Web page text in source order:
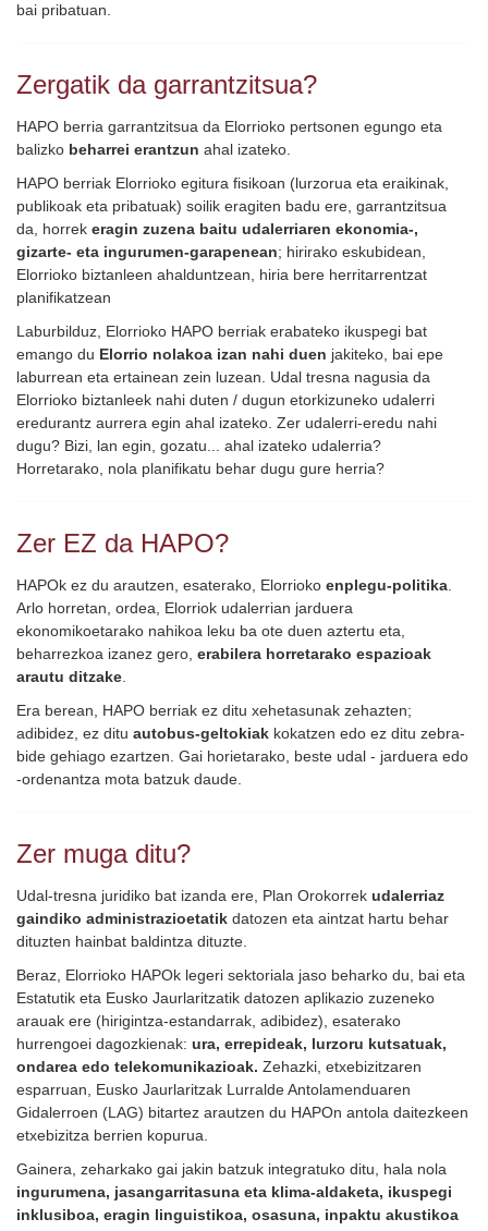
bai pribatuan.
Zergatik da garrantzitsua?
HAPO berria garrantzitsua da Elorrioko pertsonen egungo eta
balizko beharrei erantzun ahal izateko.
HAPO berriak Elorrioko egitura fisikoan (lurzorua eta eraikinak,
publikoak eta pribatuak) soilik eragiten badu ere, garrantzitsua
da, horrek eragin zuzena baitu udalerriaren ekonomia-,
gizarte- eta ingurumen-garapenean; hirirako eskubidean,
Elorrioko biztanleen ahalduntzean, hiria bere herritarrentzat
planifikatzean
Laburbilduz, Elorrioko HAPO berriak erabateko ikuspegi bat
emango du Elorrio nolakoa izan nahi duen jakiteko, bai epe
laburrean eta ertainean zein luzean. Udal tresna nagusia da
Elorrioko biztanleek nahi duten / dugun etorkizuneko udalerri
eredurantz aurrera egin ahal izateko. Zer udalerri-eredu nahi
dugu? Bizi, lan egin, gozatu... ahal izateko udalerria?
Horretarako, nola planifikatu behar dugu gure herria?
Zer EZ da HAPO?
HAPOk ez du arautzen, esaterako, Elorrioko enplegu-politika
Arlo horretan, ordea, Elorriok udalerrian jarduera
ekonomikoetarako nahikoa leku ba ote duen aztertu eta,
beharrezkoa izanez gero, erabilera horretarako espazioak
arautu ditzake
Era berean, HAPO berriak ez ditu xehetasunak zehazten;
adibidez, ez ditu autobus-geltokiak kokatzen edo ez ditu zebra-
bide gehiago ezartzen. Gai horietarako, beste udal - jarduera edo
-ordenantza mota batzuk daude.
Zer muga ditu?
Udal-tresna juridiko bat izanda ere, Plan Orokorrek udalerriaz
gaindiko administrazioetatik datozen eta aintzat hartu behar
dituzten hainbat baldintza dituzte.
Beraz, Elorrioko HAPOk legeri sektoriala jaso beharko du, bai eta
Estatutik eta Eusko Jaurlaritzatik datozen aplikazio zuzeneko
arauak ere (hirigintza-estandarrak, adibidez), esaterako
hurrengoei dagozkienak: ura, errepideak, lurzoru kutsatuak,
ondarea edo telekomunikazioak. Zehazki, etxebizitzaren
esparruan, Eusko Jaurlaritzak Lurralde Antolamenduaren
Gidalerroen (LAG) bitartez arautzen du HAPOn antola daitezkeen
etxebizitza berrien kopurua.
Gainera, zeharkako gai jakin batzuk integratuko ditu, hala nola
ingurumena, jasangarritasuna eta klima-aldaketa, ikuspegi
inklusiboa, eragin linguistikoa, osasuna, inpaktu akustikoa